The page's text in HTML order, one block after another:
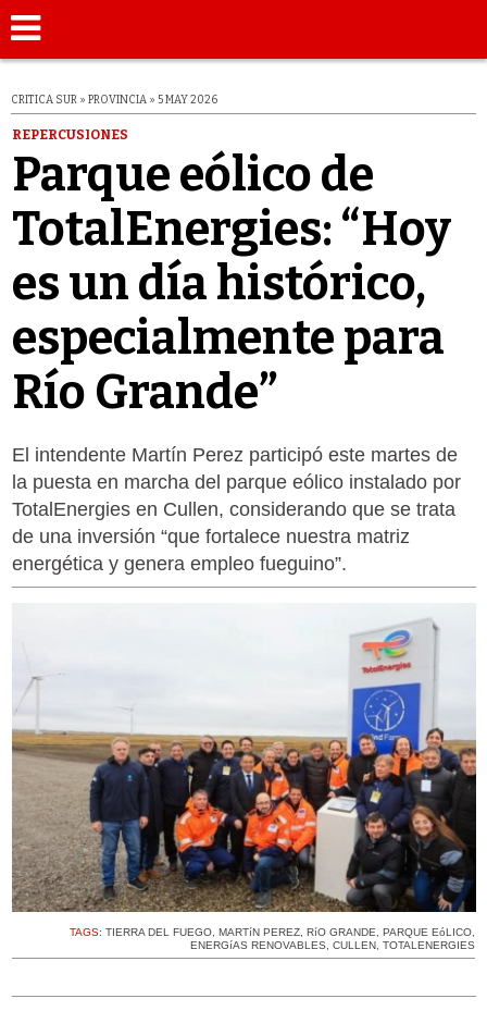
CRITICA SUR » PROVINCIA » 5 MAY 2026
REPERCUSIONES
Parque eólico de
TotalEnergies: “Hoy
es un día histórico,
especialmente para
Río Grande”
El intendente Martín Perez participó este martes de
la puesta en marcha del parque eólico instalado por
TotalEnergies en Cullen, considerando que se trata
de una inversión “que fortalece nuestra matriz
energética y genera empleo fueguino”.
TAGS: TIERRA DEL FUEGO MARTíN PEREZ RíO GRANDE PARQUE EóLICO
ENERGíAS RENOVABLES
CULLEN TOTALENERGIES